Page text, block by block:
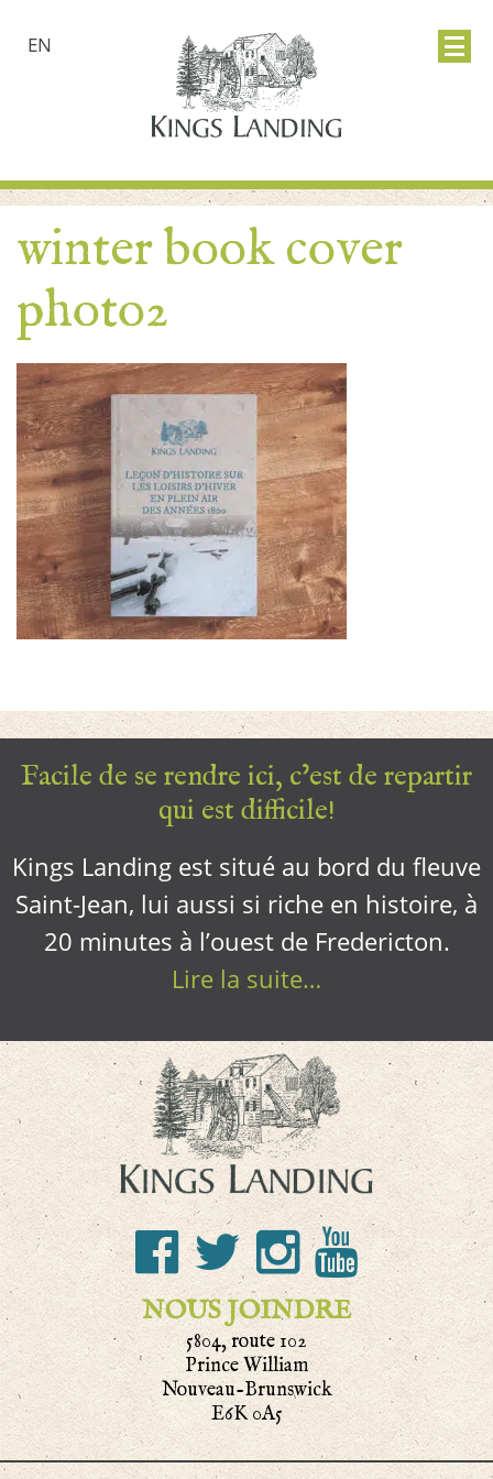
EN
winter book cover
photo2
Facile de se rendre ici, c’est de repartir
qui est difficile!
Kings Landing est situé au bord du fleuve
Saint-Jean, lui aussi si riche en histoire, à
20 minutes à l’ouest de Fredericton.
Lire la suite…
NOUS JOINDRE
5804, route 102
Prince William
Nouveau-Brunswick
E6K 0A5